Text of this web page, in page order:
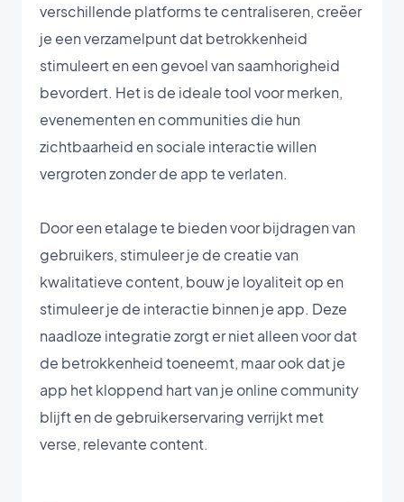
verschillende platforms te centraliseren, creëer
je een verzamelpunt dat betrokkenheid
stimuleert en een gevoel van saamhorigheid
bevordert. Het is de ideale tool voor merken,
evenementen en communities die hun
zichtbaarheid en sociale interactie willen
vergroten zonder de app te verlaten.
Door een etalage te bieden voor bijdragen van
gebruikers, stimuleer je de creatie van
kwalitatieve content, bouw je loyaliteit op en
stimuleer je de interactie binnen je app. Deze
naadloze integratie zorgt er niet alleen voor dat
de betrokkenheid toeneemt, maar ook dat je
app het kloppend hart van je online community
blijft en de gebruikerservaring verrijkt met
verse, relevante content.